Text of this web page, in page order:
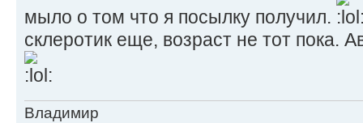
мыло о том что я посылку получил.
склеротик еще, возраст не тот пока.
Владимир